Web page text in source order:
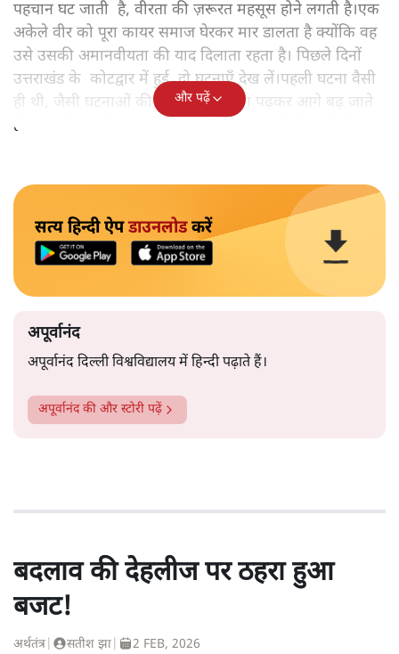
पहचान घट जाती है, वीरता की ज़रूरत महसूस होने लगती है।एक
अकेले वीर को पूरा कायर समाज घेरकर मार डालता है क्योंकि वह
उसे उसकी अमानवीयता की याद दिलाता रहता है। पिछले दिनों
उत्तराखंड के कोटद्वार में हुई दो घटनाएँ देख लें।पहली घटना वैसी
ही थी, जैसी घटनाओं की खबर हम रोज़ाना पढ़कर आगे बढ़ जाते
हैं।भारत के तक़रीबन हर हिस्से से ऐसी खबर आती ही रहती है।
और पढ़ें
सत्य हिन्दी ऐपडाउनलोडकरें
अपूर्वानंद
अपूर्वानंद दिल्ली विश्वविद्यालय में हिन्दी पढ़ाते हैं।
अपूर्वानंदकी और स्टोरी पढ़ें
बदलाव की देहलीज पर ठहरा हुआ
बजट!
अर्थतंत्र सतीश झा 2 FEB, 2026